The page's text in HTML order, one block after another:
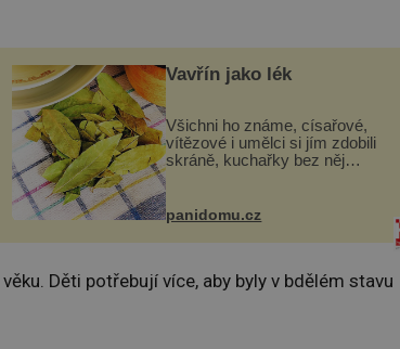
Vavřín jako lék
Všichni ho známe, císařové,
vítězové i umělci si jím zdobili
skráně, kuchařky bez něj
zmírnit některé naše neduhy.
Obsahuje v malém množství
ně...
panidomu.cz
Děti potřebují více, aby byly v bdělém stavu